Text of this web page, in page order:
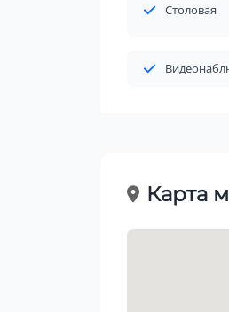
Столовая
Карта